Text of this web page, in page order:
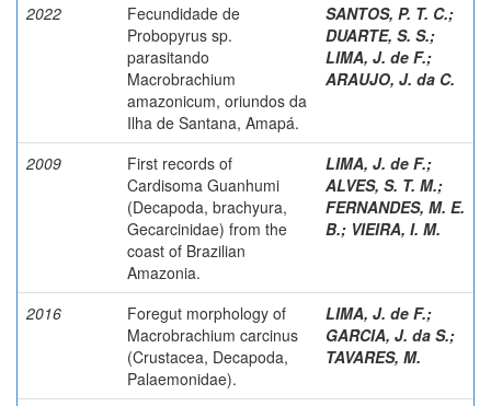
2022
Fecundidade de
Probopyrus sp.
parasitando
Macrobrachium
amazonicum, oriundos da
Ilha de Santana, Amapá.
SANTOS, P. T. C.;
DUARTE, S. S.;
LIMA, J. de F.;
ARAUJO, J. da C.
2009
First records of
Cardisoma Guanhumi
(Decapoda, brachyura,
Gecarcinidae) from the
coast of Brazilian
Amazonia.
LIMA, J. de F.;
ALVES, S. T. M.;
FERNANDES, M. E.
B.; VIEIRA, I. M.
2016
Foregut morphology of
Macrobrachium carcinus
(Crustacea, Decapoda,
Palaemonidae).
LIMA, J. de F.;
GARCIA, J. da S.;
TAVARES, M.